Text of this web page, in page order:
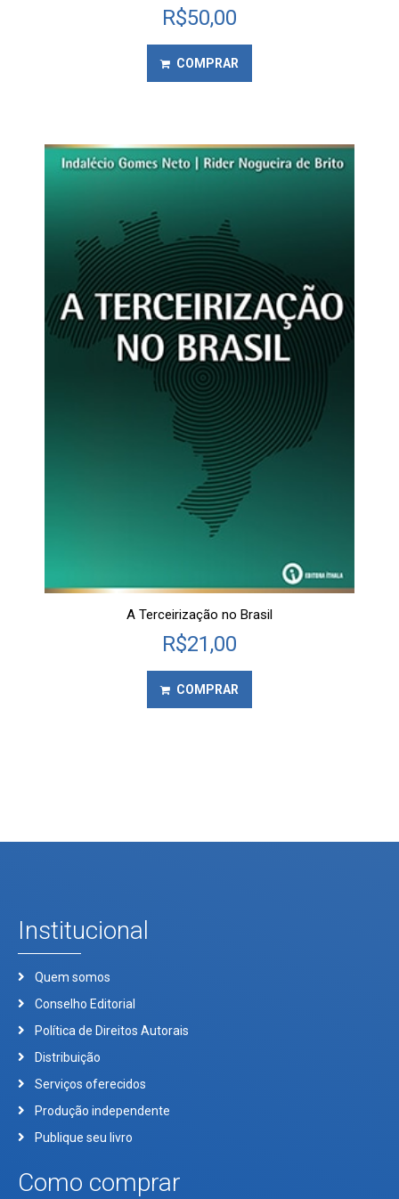
R$50,00
COMPRAR
A Terceirização no Brasil
R$21,00
COMPRAR
Institucional
Quem somos
Conselho Editorial
Política de Direitos Autorais
Distribuição
Serviços oferecidos
Produção independente
Publique seu livro
Como comprar